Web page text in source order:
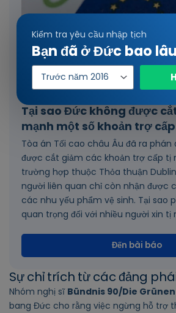
Tại sao Đức không được
mạnh một số khoản trợ
Tòa án Tối cao châu Âu đã ra
được cắt giảm các khoản trợ cấp tị
trường hợp thuộc Thỏa thuận
người liên quan chỉ còn nhận được
các nhu yếu phẩm vệ sinh. Tại sao
quan trọng đối với nhiều người xin tị
Đến bài báo
Sự chỉ trích từ các đảng
Nhóm nghị sĩ Bündnis 90/Die Grünen
bang Đức cho rằng việc ngừng hỗ trợ
Kiểm tra yêu cầu nhập tịch
Bạn đã ở Đức bao
Năm
nhập